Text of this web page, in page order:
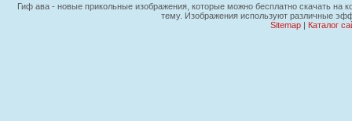
Гиф ава - новые прикольные изображения, которые можно бесплатно скачать на
тему. Изображения используют различные
Sitemap| Каталог